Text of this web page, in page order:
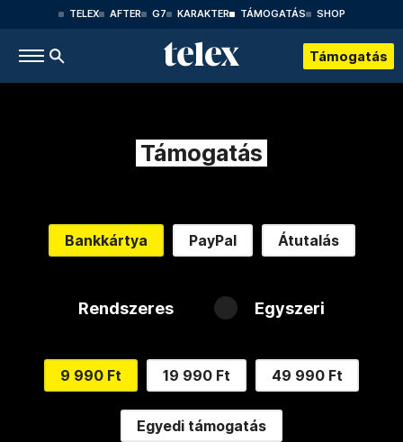
TELEX AFTER G7 KARAKTER TÁMOGATÁS SHOP
Támogatás
Támogatás
Bankkártya PayPal Átutalás
Rendszeres Egyszeri
9 990 Ft 19 990 Ft 49 990 Ft
Egyedi támogatás